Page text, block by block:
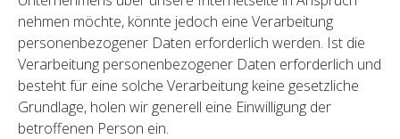
nehmen möchte, könnte jedoch eine Verarbeitung
personenbezogener Daten erforderlich werden. Ist die
Verarbeitung personenbezogener Daten erforderlich und
besteht für eine solche Verarbeitung keine gesetzliche
Grundlage, holen wir generell eine Einwilligung der
betroffenen Person ein.